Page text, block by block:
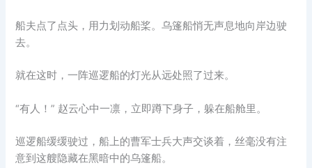
船夫点了点头，用力划动船桨。乌篷船悄无声息地向岸边驶
去。
就在这时，一阵巡逻船的灯光从远处照了过来。
“有人！” 赵云心中一凛，立即蹲下身子，躲在船舱里。
巡逻船缓缓驶过，船上的曹军士兵大声交谈着，丝毫没有注
意到这艘隐藏在黑暗中的乌篷船。